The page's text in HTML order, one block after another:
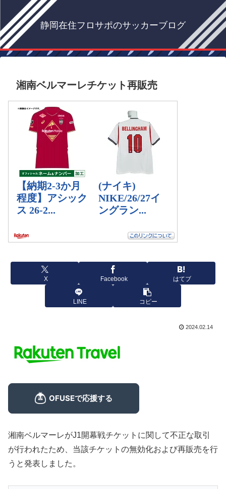
静岡在住フロサポのサッカーブログ
湘南ベルマーレチケット再販売
X Facebook はてブ
LINE コピー
2024.02.14
湘南ベルマーレがJ1開幕戦チケットに関して不正な取引
が行われたため、当該チケットの無効化および再販売を行
うと発表しました。